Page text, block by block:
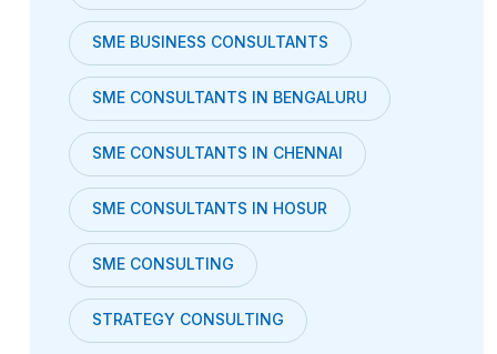
SME BUSINESS CONSULTANTS
SME CONSULTANTS IN BENGALURU
SME CONSULTANTS IN CHENNAI
SME CONSULTANTS IN HOSUR
SME CONSULTING
STRATEGY CONSULTING